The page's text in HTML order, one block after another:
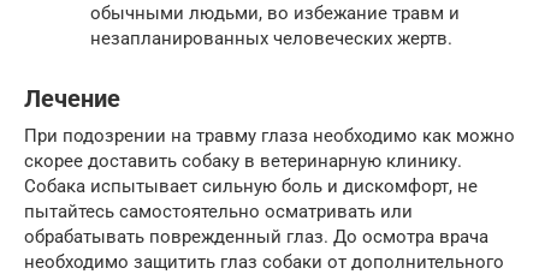
обычными людьми, во избежание травм и
незапланированных человеческих жертв.
Лечение
При подозрении на травму глаза необходимо как можно
скорее доставить собаку в ветеринарную клинику.
Собака испытывает сильную боль и дискомфорт, не
пытайтесь самостоятельно осматривать или
обрабатывать поврежденный глаз. До осмотра врача
необходимо защитить глаз собаки от дополнительного